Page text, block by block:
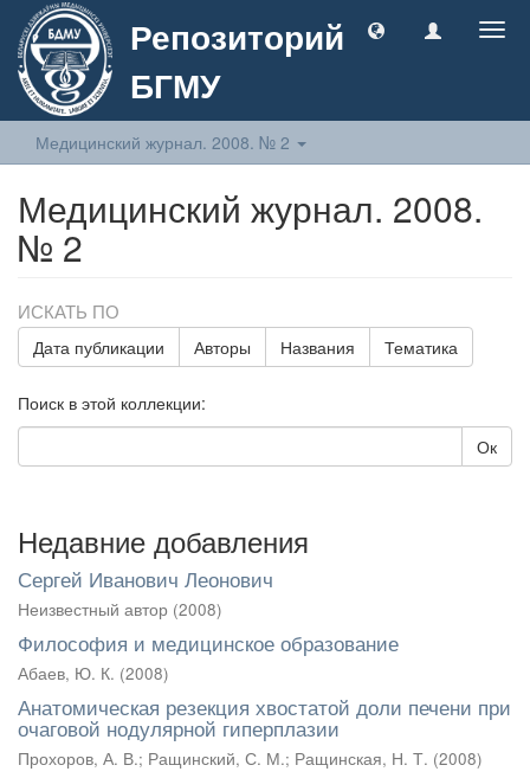
Репозиторий
БГМУ
Медицинский журнал. 2008. № 2
Медицинский журнал. 2008.
№ 2
ИСКАТЬ ПО
Дата публикации Авторы Названия Тематика
Поиск в этой коллекции:
Ок
Недавние добавления
Сергей Иванович Леонович
Неизвестный автор (2008)
Философия и медицинское образование
Абаев, Ю. К. (2008)
Анатомическая резекция хвостатой доли печени при
очаговой нодулярной гиперплазии
Прохоров, А. В.; Ращинский, С. М.; Ращинская, Н. Т. (2008)